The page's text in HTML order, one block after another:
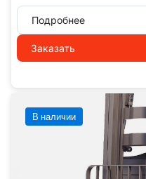
Подробнее
Заказать
В наличии